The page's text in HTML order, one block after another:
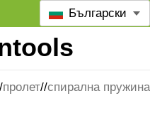
Български
пролет/ спирална пружина